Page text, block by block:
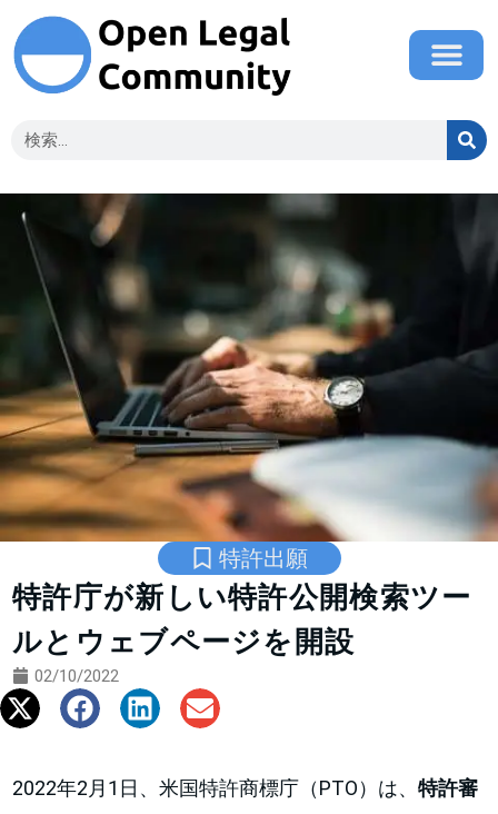
特許出願
特許庁が新しい特許公開検索ツー
ルとウェブページを開設
02/10/2022
2022年2月1日、米国特許商標庁（PTO）は、特許審